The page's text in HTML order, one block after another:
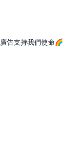
告支持我們使命🌈